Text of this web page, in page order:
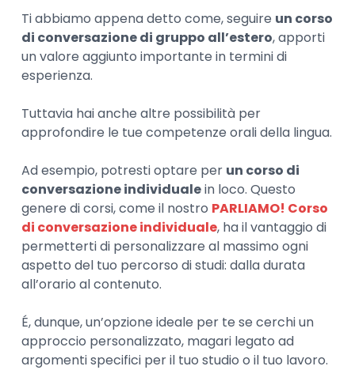
Ti abbiamo appena detto come, seguire un corso
di conversazione di gruppo all’estero, apporti
un valore aggiunto importante in termini di
esperienza.
Tuttavia hai anche altre possibilità per
approfondire le tue competenze orali della lingua.
Ad esempio, potresti optare per un corso di
conversazione individualein loco. Questo
genere di corsi, come il nostro PARLIAMO! Corso
di conversazione individuale, ha il vantaggio di
permetterti di personalizzare al massimo ogni
aspetto del tuo percorso di studi: dalla durata
all’orario al contenuto.
É, dunque, un’opzione ideale per te se cerchi un
approccio personalizzato, magari legato ad
argomenti specifici per il tuo studio o il tuo lavoro.